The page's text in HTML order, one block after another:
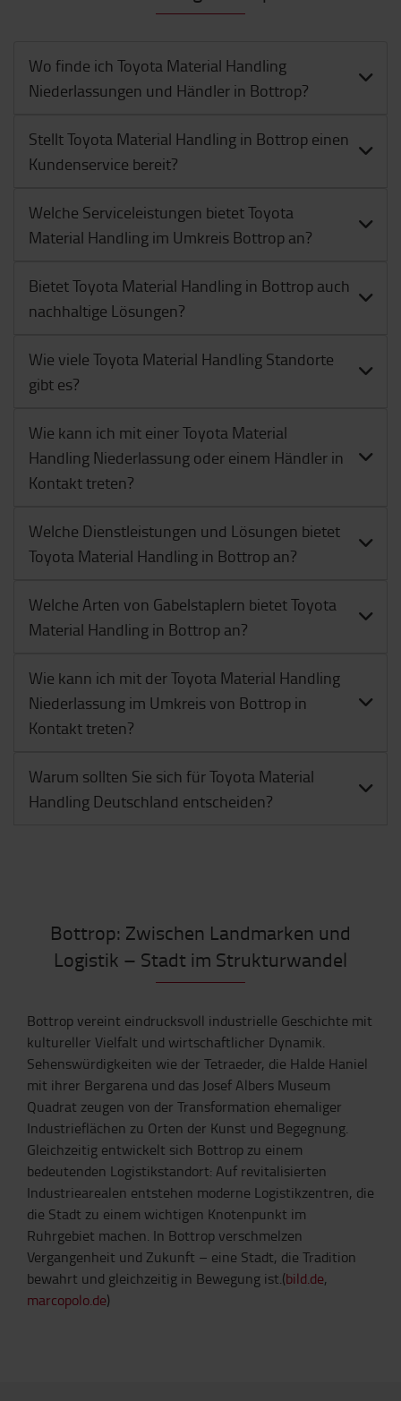
Wo finde ich Toyota Material Handling
Niederlassungen und Händler in Bottrop?
Stellt Toyota Material Handling in Bottrop einen
Kundenservice bereit?
Welche Serviceleistungen bietet Toyota
Material Handling im Umkreis Bottrop an?
Bietet Toyota Material Handling in Bottrop auch
nachhaltige Lösungen?
Wie viele Toyota Material Handling Standorte
gibt es?
Wie kann ich mit einer Toyota Material
Handling Niederlassung oder einem Händler in
Kontakt treten?
Welche Dienstleistungen und Lösungen bietet
Toyota Material Handling in Bottrop an?
Welche Arten von Gabelstaplern bietet Toyota
Material Handling in Bottrop an?
Wie kann ich mit der Toyota Material Handling
Niederlassung im Umkreis von Bottrop in
Kontakt treten?
Warum sollten Sie sich für Toyota Material
Handling Deutschland entscheiden?
Bottrop: Zwischen Landmarken und
Logistik – Stadt im Strukturwandel
Bottrop vereint eindrucksvoll industrielle Geschichte mit
kultureller Vielfalt und wirtschaftlicher Dynamik.
Sehenswürdigkeiten wie der Tetraeder, die Halde Haniel
mit ihrer Bergarena und das Josef Albers Museum
Quadrat zeugen von der Transformation ehemaliger
Industrieflächen zu Orten der Kunst und Begegnung.
Gleichzeitig entwickelt sich Bottrop zu einem
bedeutenden Logistikstandort: Auf revitalisierten
Industriearealen entstehen moderne Logistikzentren, die
die Stadt zu einem wichtigen Knotenpunkt im
Ruhrgebiet machen. In Bottrop verschmelzen
Vergangenheit und Zukunft – eine Stadt, die Tradition
bewahrt und gleichzeitig in Bewegung ist.(bild.de,
marcopolo.de)